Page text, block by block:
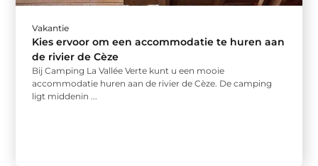
Vakantie
Kies ervoor om een accommodatie te huren aan
de rivier de Cèze
Bij Camping La Vallée Verte kunt u een mooie
accommodatie huren aan de rivier de Cèze. De camping
ligt middenin ...